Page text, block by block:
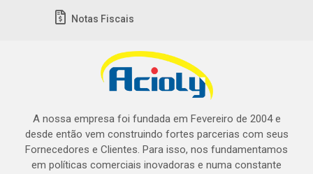
Notas Fiscais
A nossa empresa foi fundada em Fevereiro de 2004 e
desde então vem construindo fortes parcerias com seus
Fornecedores e Clientes. Para isso, nos fundamentamos
em políticas comerciais inovadoras e numa constante